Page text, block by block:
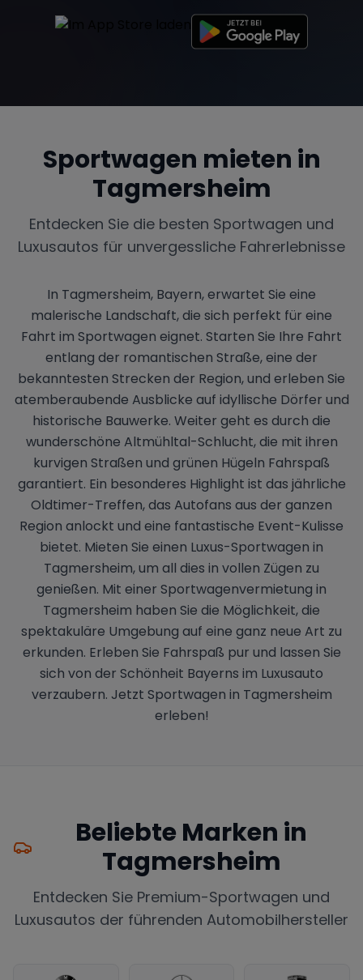
Sportwagen mieten in
Tagmersheim
Entdecken Sie die besten Sportwagen und
Luxusautos für unvergessliche Fahrerlebnisse
In Tagmersheim, Bayern, erwartet Sie eine
malerische Landschaft, die sich perfekt für eine
Fahrt im Sportwagen eignet. Starten Sie Ihre Fahrt
entlang der romantischen Straße, eine der
bekanntesten Strecken der Region, und erleben Sie
atemberaubende Ausblicke auf idyllische Dörfer und
historische Bauwerke. Weiter geht es durch die
wunderschöne Altmühltal-Schlucht, die mit ihren
kurvigen Straßen und grünen Hügeln Fahrspaß
garantiert. Ein besonderes Highlight ist das jährliche
Oldtimer-Treffen, das Autofans aus der ganzen
Region anlockt und eine fantastische Event-Kulisse
bietet. Mieten Sie einen Luxus-Sportwagen in
Tagmersheim, um all dies in vollen Zügen zu
genießen. Mit einer Sportwagenvermietung in
Tagmersheim haben Sie die Möglichkeit, die
spektakuläre Umgebung auf eine ganz neue Art zu
erkunden. Erleben Sie Fahrspaß pur und lassen Sie
sich von der Schönheit Bayerns im Luxusauto
verzaubern. Jetzt Sportwagen in Tagmersheim
erleben!
Beliebte Marken in
Tagmersheim
Entdecken Sie Premium-Sportwagen und
Luxusautos der führenden Automobilhersteller